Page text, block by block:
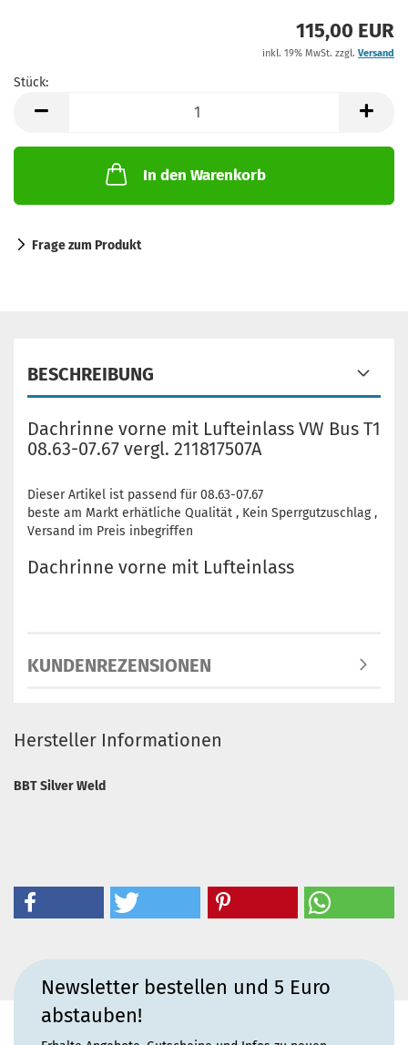
115,00 EUR
inkl. 19% MwSt. zzgl. Versand
Stück:
In den Warenkorb
Frage zum Produkt
BESCHREIBUNG
Dachrinne vorne mit Lufteinlass VW Bus T1
08.63-07.67 vergl. 211817507A
Dieser Artikel ist passend für 08.63-07.67
beste am Markt erhätliche Qualität , Kein Sperrgutzuschlag ,
Versand im Preis inbegriffen
Dachrinne vorne mit Lufteinlass
KUNDENREZENSIONEN
Hersteller Informationen
BBT Silver Weld
Newsletter bestellen und 5 Euro
abstauben!